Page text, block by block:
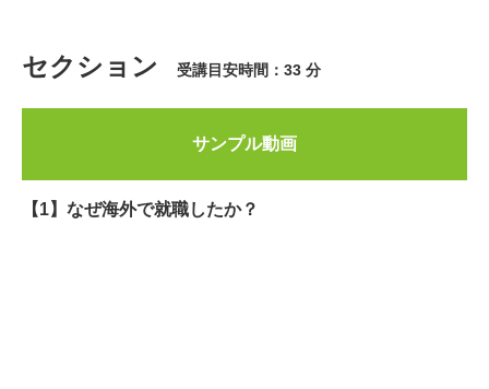
セクション 受講目安時間：33 分
サンプル動画
【1】なぜ海外で就職したか？